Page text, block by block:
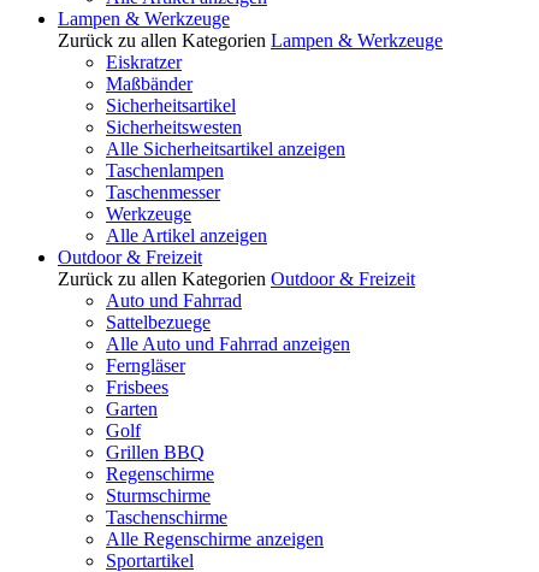
Lampen & Werkzeuge
Zurück zu allen Kategorien Lampen & Werkzeuge
Eiskratzer
Maßbänder
Sicherheitsartikel
Sicherheitswesten
Alle Sicherheitsartikel anzeigen
Taschenlampen
Taschenmesser
Werkzeuge
Alle Artikel anzeigen
Outdoor & Freizeit
Zurück zu allen Kategorien Outdoor & Freizeit
Auto und Fahrrad
Sattelbezuege
Alle Auto und Fahrrad anzeigen
Ferngläser
Frisbees
Garten
Golf
Grillen BBQ
Regenschirme
Sturmschirme
Taschenschirme
Alle Regenschirme anzeigen
Sportartikel